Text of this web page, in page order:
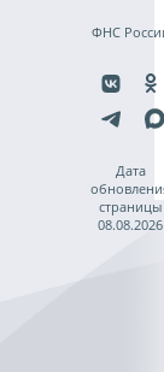
ФНС
Дата
страницы
08.08.2026